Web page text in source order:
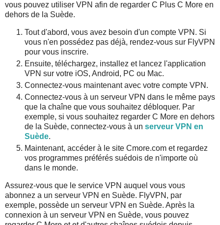
vous pouvez utiliser VPN afin de regarder C Plus C More en
dehors de la Suède.
Tout d'abord, vous avez besoin d'un compte VPN. Si
vous n'en possédez pas déjà, rendez-vous sur FlyVPN
pour vous inscrire.
Ensuite, téléchargez, installez et lancez l'application
VPN sur votre iOS, Android, PC ou Mac.
Connectez-vous maintenant avec votre compte VPN.
Connectez-vous à un serveur VPN dans le même pays
que la chaîne que vous souhaitez débloquer. Par
exemple, si vous souhaitez regarder C More en dehors
de la Suède, connectez-vous à un serveur VPN en
Suède.
Maintenant, accéder à le site Cmore.com et regardez
vos programmes préférés suédois de n'importe où
dans le monde.
Assurez-vous que le service VPN auquel vous vous
abonnez a un serveur VPN en Suède. FlyVPN, par
exemple, possède un serveur VPN en Suède. Après la
connexion à un serveur VPN en Suède, vous pouvez